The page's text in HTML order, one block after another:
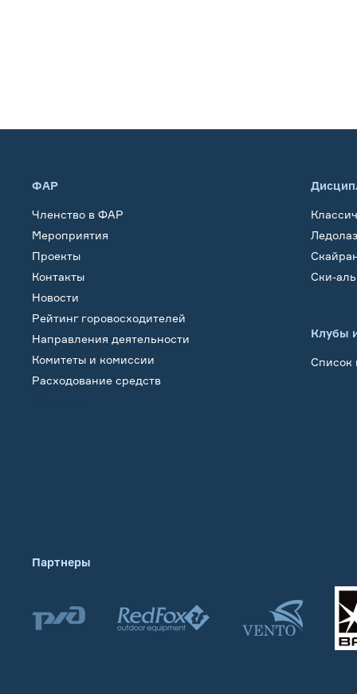
ФАР
Членство в ФАР
Мероприятия
Проекты
Контакты
Новости
Рейтинг горовосходителей
Направления деятельности
Комитеты и комиссии
Расходование средств
Ски-
Клубы
Список
Партнеры